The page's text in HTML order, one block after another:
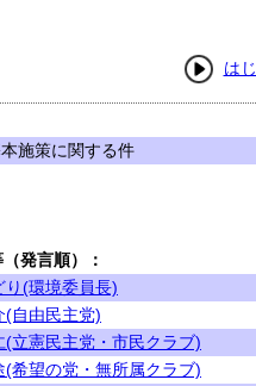
は
施策に関する件
発言順）：
り(環境委員長)
(自由民主党)
(立憲民主党・市民クラブ)
(希望の党・無所属クラブ)